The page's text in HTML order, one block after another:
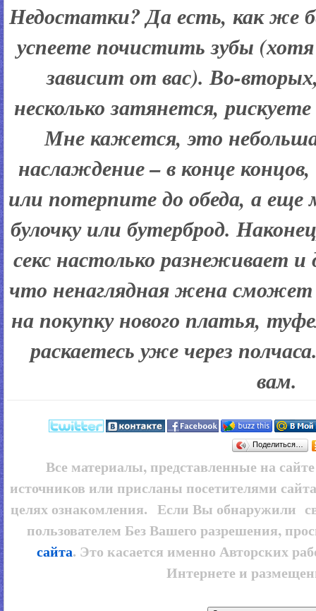
Недостатки? Да есть, как же
успеете почистить зубы
зависит от вас). Во-
несколько затянется,
Мне кажется, это
наслаждение – в конце
или потерпите до обеда, а
булочку или бутерброд.
секс настолько разнеживает
что ненаглядная жена сможет
на покупку нового платья,
раскаетесь уже через
вам.
Поделиться…
Все материалы, представленные на
источников или присланы посетителями
целях ознакомления. Если Вы обнаружили
пользователем Без Вашего разрешения,
сайта. Это касается именно Авторских
Интернете и